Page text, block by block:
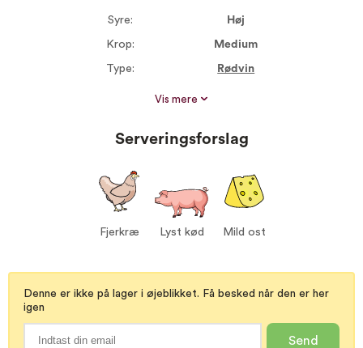
Syre: Høj
Krop: Medium
Type: Rødvin
Årgang: 2023
Størrelse: 750 ml
Alkohol %:
Proptype: Kork
Serveres ved: 15-17°C
Mild ost
Vis mere
Serveringsforslag
Fjerkræ Lyst kød Mild ost
Denne er ikke på lager i øjeblikket. Få besked når den er her
igen
Send